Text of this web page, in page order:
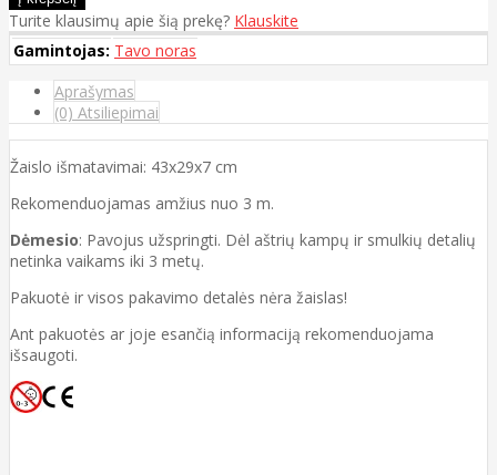
Turite klausimų apie šią prekę? Klauskite
Gamintojas: Tavo noras
Aprašymas
(0) Atsiliepimai
Žaislo išmatavimai: 43x29x7 cm
Rekomenduojamas amžius nuo 3 m.
Dėmesio: Pavojus užspringti. Dėl aštrių kampų ir smulkių detalių
netinka vaikams iki 3 metų.
Pakuotė ir visos pakavimo detalės nėra žaislas!
Ant pakuotės ar joje esančią informaciją rekomenduojama
išsaugoti.